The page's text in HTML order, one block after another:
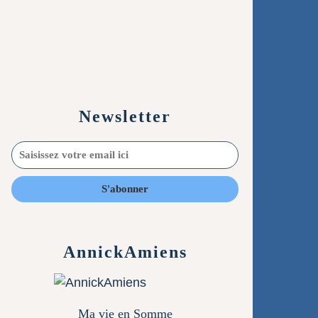
Newsletter
AnnickAmiens
Ma vie en Somme